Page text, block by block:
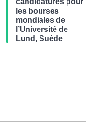
les bourses
mondiales de
l’Université de
Lund, Suède